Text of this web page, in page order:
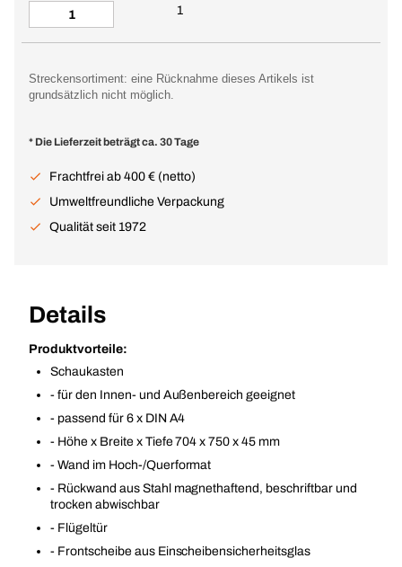
1
Streckensortiment: eine Rücknahme dieses Artikels ist
grundsätzlich nicht möglich.
* Die Lieferzeit beträgt ca. 30 Tage
Frachtfrei ab 400 € (netto)
Umweltfreundliche Verpackung
Qualität seit 1972
Details
Produktvorteile:
Schaukasten
- für den Innen- und Außenbereich geeignet
- passend für 6 x DIN A4
- Höhe x Breite x Tiefe 704 x 750 x 45 mm
- Wand im Hoch-/Querformat
- Rückwand aus Stahl magnethaftend, beschriftbar und
trocken abwischbar
- Flügeltür
- Frontscheibe aus Einscheibensicherheitsglas